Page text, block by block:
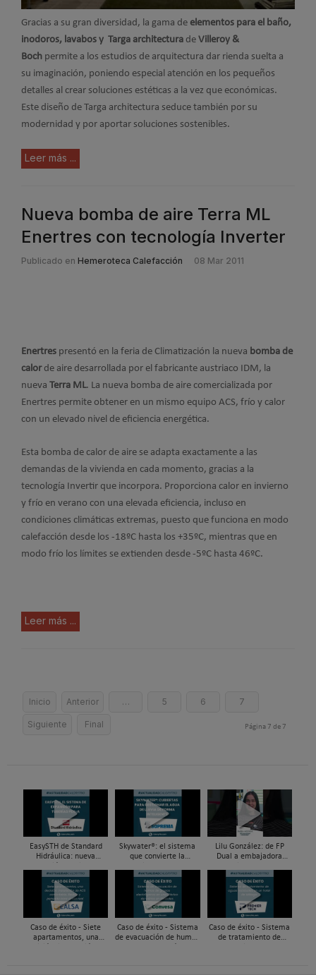
Gracias a su gran diversidad, la gama de elementos para el baño,
inodoros, lavabos y Targa architectura de Villeroy &
Boch permite a los estudios de arquitectura dar rienda suelta a
su imaginación, poniendo especial atención en los pequeños
detalles al crear soluciones estéticas a la vez que económicas.
Este diseño de Targa architectura seduce también por su
modernidad y por aportar soluciones sostenibles.
Leer más ...
Nueva bomba de aire Terra ML
Enertres con tecnología Inverter
Publicado en Hemeroteca Calefacción 08 Mar 2011
Enertres presentó en la feria de Climatización la nueva bomba de
calorde aire desarrollada por el fabricante austriaco IDM, la
nueva Terra ML. La nueva bomba de aire comercializada por
Enertres permite obtener en un mismo equipo ACS, frío y calor
con un elevado nivel de eficiencia energética.
Esta bomba de calor de aire se adapta exactamente a las
demandas de la vivienda en cada momento, gracias a la
tecnología Invertir que incorpora. Proporciona calor en invierno
y frío en verano con una elevada eficiencia, incluso en
condiciones climáticas extremas, puesto que funciona en modo
calefacción desde los -18ºC hasta los +35ºC, mientras que en
modo frío los límites se extienden desde -5ºC hasta 46ºC.
Leer más ...
Inicio Anterior … 5 6 7
Siguiente Final Página 7 de 7
EasySTH de Standard
Hidráulica: nueva
de expansión para
tuberías PEX
Skywater®: el sistema
que convierte la
infraestructura activa de
gestión del agua...
Lilu González: de FP
Dual a embajadora
| Mecatrónica Industrial
Caso de éxito - Siete
apartamentos, una
Caso de éxito - Sistema
de evacuación de humos
Caso de éxito - Sistema
de tratamiento de